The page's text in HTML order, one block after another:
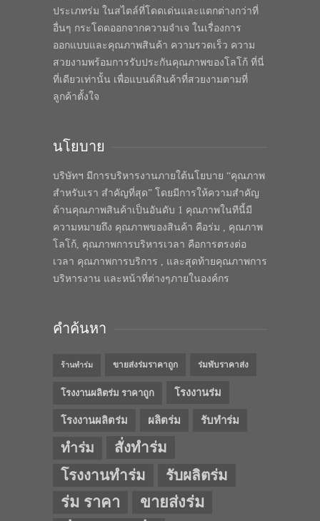
ประเภทร่ม ในสไตล์ที่โดดเด่นและแตกต่างกว่าที่
อื่นๆ กระโดดออกจากความจำเจ ในเรื่องการ
ออกแบบและคุณภาพสินค้า ความรวดเร็ว ความ
สวยงามพร้อมการรับประกันคุณภาพของโลโก้ ที่นี่
ที่เดียวเท่านั้น เพื่อแบนด์สินค้าที่สวยงามตามที่
ลูกค้าตั้งใจ
นโยบาย
บริษัทฯ มีการบริหารงานภายใต้นโยบาย “คุณภาพ
สำหรับเรา สำคัญที่สุด” โดยมีการให้ความสำคัญ
ด้านคุณภาพสินค้าเป็นอันดับ 1 คุณภาพในทีนี้มี
ความหมายถึง คุณภาพของสินค้า คือร่ม , คุณภาพ
โลโก้, คุณภาพการบริหารเวลา คือการตรงต่อ
เวลา คุณภาพการบริการ , และสุดท้ายคุณภาพการ
บริหารงาน และหน้าที่ต่างๆภายในองค์กร
คำค้นหา
ร้านทำร่ม ขายส่งร่มราคาถูก ร่มพับราคาส่ง
โรงงานผลิตร่ม ราคาถูก โรงงานร่ม
โรงงานผลิตร่ม ผลิตร่ม รับทำร่ม
ทำร่ม
สั่งทำร่ม
โรงงานทำร่ม
รับผลิตร่ม
ร่ม ราคา ขายส่งร่ม